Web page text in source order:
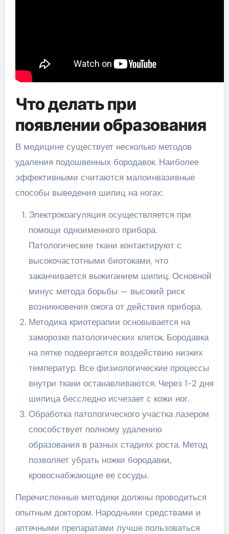
Что делать при
появлении образования
В медицине существует несколько методов
удаления подошвенных бородавок. Наиболее
эффективными считаются малоинвазивные
способы выведения шипиц на ногах:
Электрокоагуляция осуществляется при
помощи одноименного прибора.
Патологические ткани контактируют с
высокочастотными биотоками, что
заканчивается выжиганием шипиц. Основной
минус метода борьбы — высокий риск
возникновения ожога от действия прибора.
Методика криотерапии основывается на
заморозке патологических клеток. Бородавка
на пятке подвергается воздействию низких
температур. Все физиологические процессы
внутри ткани останавливаются. Через 1-2 дня
шипица бесследно исчезает с кожи ног.
Обработка патологического участка лазером
способствует полному удалению
образования в разных стадиях роста. Метод
позволяет убрать ножки бородавки,
кровоснабжающие ее сосуды.
Перечисленные методики должны проводиться
опытным доктором. Народными средствами и
аптечными препаратами лучше пользоваться